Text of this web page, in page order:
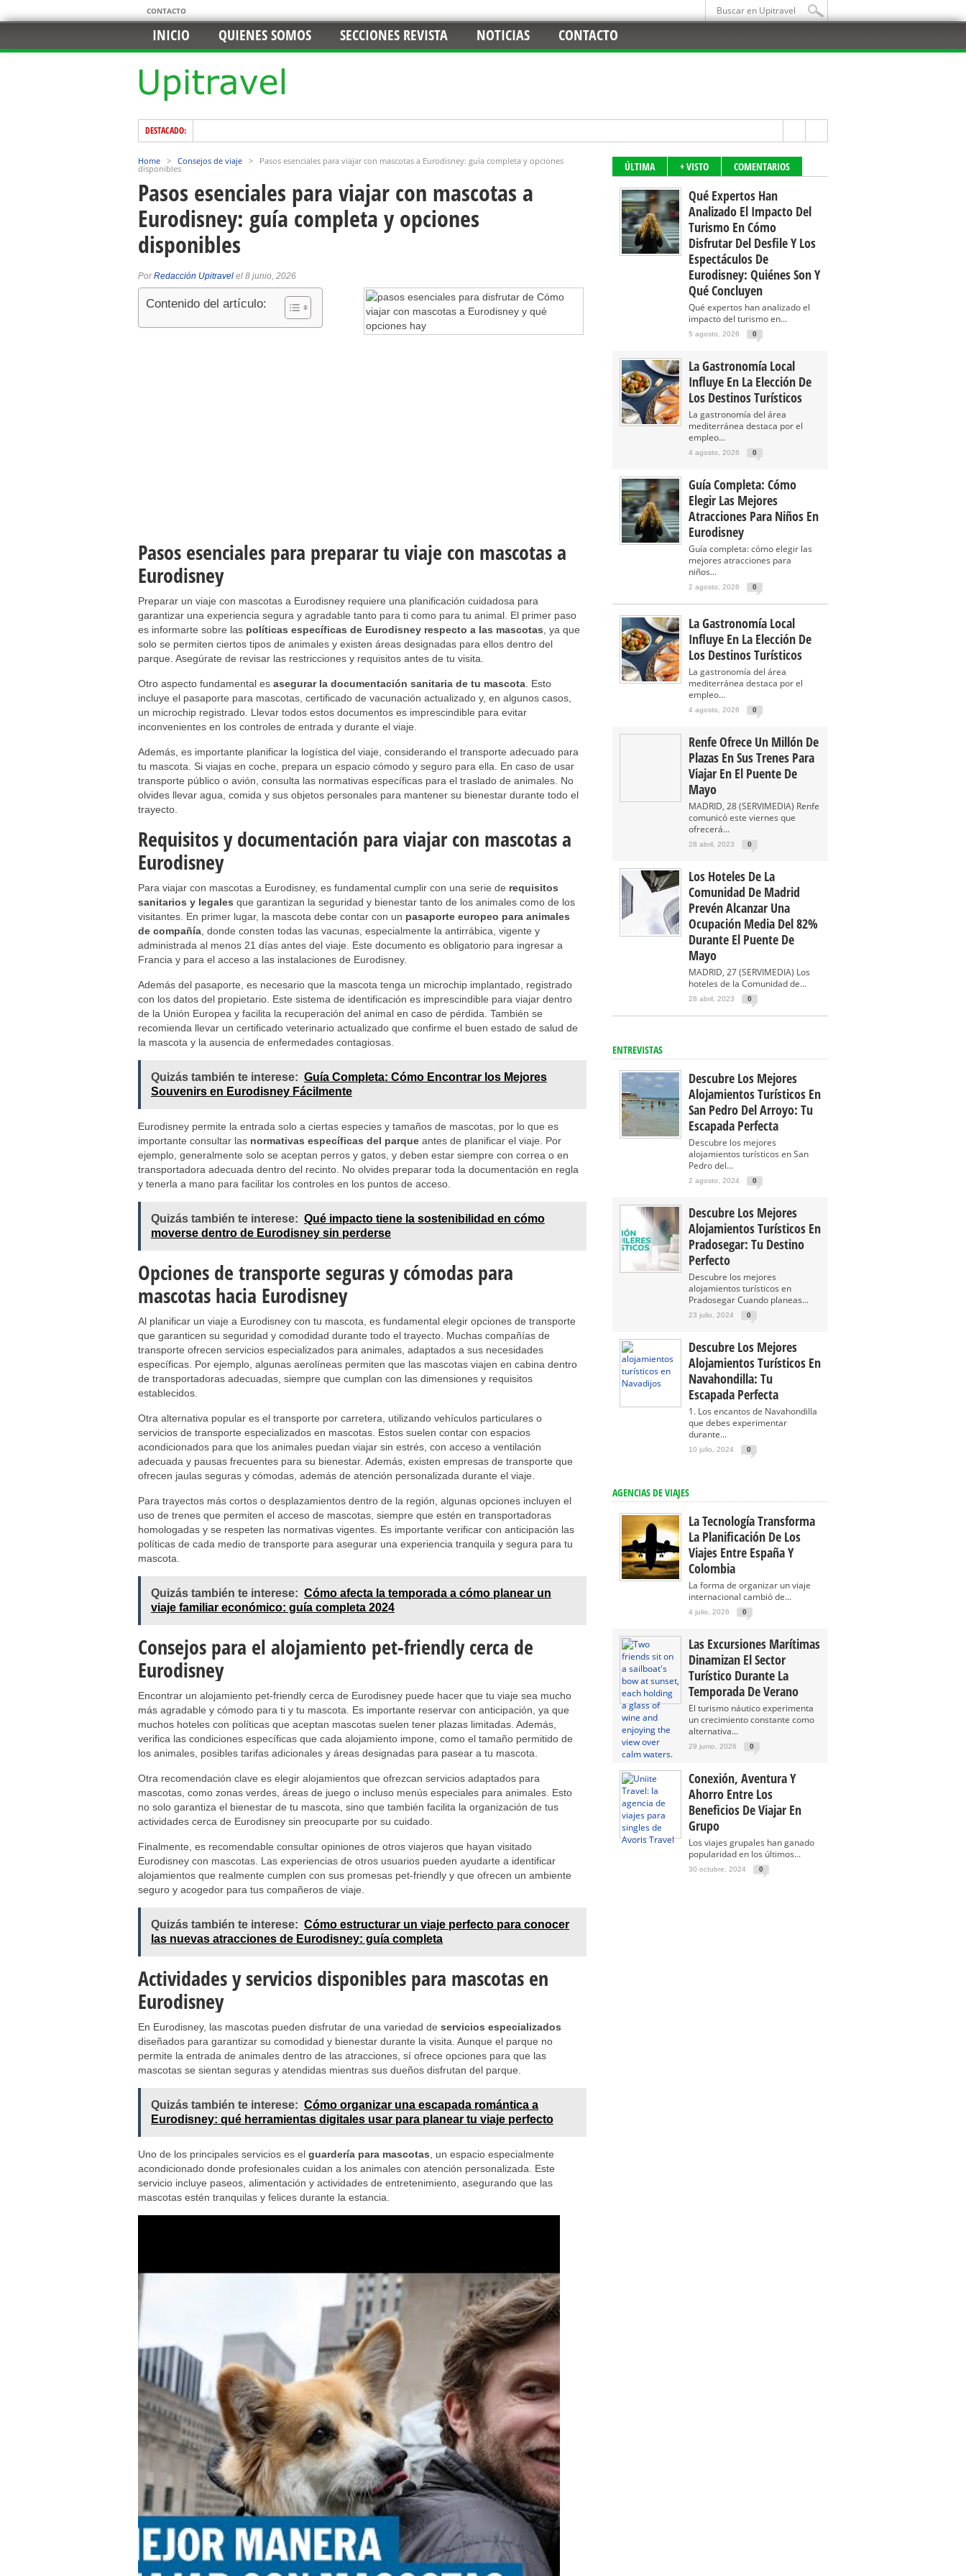
CONTACTO
INICIO QUIENES SOMOS SECCIONES REVISTA NOTICIAS CONTACTO
DESTACADO:
Home > Consejos de viaje > Pasos esenciales para viajar con mascotas a Eurodisney: guía completa y opciones
disponibles
Pasos esenciales para viajar con mascotas a
Eurodisney: guía completa y opciones
disponibles
PorRedacción Upitravel el 8 junio, 2026
Contenido del artículo:
Pasos esenciales para preparar tu viaje con mascotas a
Eurodisney
Preparar un viaje con mascotas a Eurodisney requiere una planificación cuidadosa para
garantizar una experiencia segura y agradable tanto para ti como para tu animal. El primer paso
es informarte sobre las políticas específicas de Eurodisney respecto a las mascotas , ya que
solo se permiten ciertos tipos de animales y existen áreas designadas para ellos dentro del
parque. Asegúrate de revisar las restricciones y requisitos antes de tu visita.
Otro aspecto fundamental es asegurar la documentación sanitaria de tu mascota . Esto
incluye el pasaporte para mascotas, certificado de vacunación actualizado y, en algunos casos,
un microchip registrado. Llevar todos estos documentos es imprescindible para evitar
inconvenientes en los controles de entrada y durante el viaje.
Además, es importante planificar la logística del viaje, considerando el transporte adecuado para
tu mascota. Si viajas en coche, prepara un espacio cómodo y seguro para ella. En caso de usar
transporte público o avión, consulta las normativas específicas para el traslado de animales. No
olvides llevar agua, comida y sus objetos personales para mantener su bienestar durante todo el
trayecto.
Requisitos y documentación para viajar con mascotas a
Eurodisney
Para viajar con mascotas a Eurodisney, es fundamental cumplir con una serie de requisitos
sanitarios y legales que garantizan la seguridad y bienestar tanto de los animales como de los
visitantes. En primer lugar, la mascota debe contar con un pasaporte europeo para animales
de compañía , donde consten todas las vacunas, especialmente la antirrábica, vigente y
administrada al menos 21 días antes del viaje. Este documento es obligatorio para ingresar a
Francia y para el acceso a las instalaciones de Eurodisney.
Además del pasaporte, es necesario que la mascota tenga un microchip implantado, registrado
con los datos del propietario. Este sistema de identificación es imprescindible para viajar dentro
de la Unión Europea y facilita la recuperación del animal en caso de pérdida. También se
recomienda llevar un certificado veterinario actualizado que confirme el buen estado de salud de
la mascota y la ausencia de enfermedades contagiosas.
Quizás también te interese: Guía Completa: Cómo Encontrar los Mejores
Souvenirs en Eurodisney Fácilmente
Eurodisney permite la entrada solo a ciertas especies y tamaños de mascotas, por lo que es
importante consultar las normativas específicas del parque antes de planificar el viaje. Por
ejemplo, generalmente solo se aceptan perros y gatos, y deben estar siempre con correa o en
transportadora adecuada dentro del recinto. No olvides preparar toda la documentación en regla
y tenerla a mano para facilitar los controles en los puntos de acceso.
Quizás también te interese: Qué impacto tiene la sostenibilidad en cómo
moverse dentro de Eurodisney sin perderse
Opciones de transporte seguras y cómodas para
mascotas hacia Eurodisney
Al planificar un viaje a Eurodisney con tu mascota, es fundamental elegir opciones de transporte
que garanticen su seguridad y comodidad durante todo el trayecto. Muchas compañías de
transporte ofrecen servicios especializados para animales, adaptados a sus necesidades
específicas. Por ejemplo, algunas aerolíneas permiten que las mascotas viajen en cabina dentro
de transportadoras adecuadas, siempre que cumplan con las dimensiones y requisitos
establecidos.
Otra alternativa popular es el transporte por carretera, utilizando vehículos particulares o
servicios de transporte especializados en mascotas. Estos suelen contar con espacios
acondicionados para que los animales puedan viajar sin estrés, con acceso a ventilación
adecuada y pausas frecuentes para su bienestar. Además, existen empresas de transporte que
ofrecen jaulas seguras y cómodas, además de atención personalizada durante el viaje.
Para trayectos más cortos o desplazamientos dentro de la región, algunas opciones incluyen el
uso de trenes que permiten el acceso de mascotas, siempre que estén en transportadoras
homologadas y se respeten las normativas vigentes. Es importante verificar con anticipación las
políticas de cada medio de transporte para asegurar una experiencia tranquila y segura para tu
mascota.
Quizás también te interese: Cómo afecta la temporada a cómo planear un
viaje familiar económico: guía completa 2024
Consejos para el alojamiento pet-friendly cerca de
Eurodisney
Encontrar un alojamiento pet-friendly cerca de Eurodisney puede hacer que tu viaje sea mucho
más agradable y cómodo para ti y tu mascota. Es importante reservar con anticipación, ya que
muchos hoteles con políticas que aceptan mascotas suelen tener plazas limitadas. Además,
verifica las condiciones específicas que cada alojamiento impone, como el tamaño permitido de
los animales, posibles tarifas adicionales y áreas designadas para pasear a tu mascota.
Otra recomendación clave es elegir alojamientos que ofrezcan servicios adaptados para
mascotas, como zonas verdes, áreas de juego o incluso menús especiales para animales. Esto
no solo garantiza el bienestar de tu mascota, sino que también facilita la organización de tus
actividades cerca de Eurodisney sin preocuparte por su cuidado.
Finalmente, es recomendable consultar opiniones de otros viajeros que hayan visitado
Eurodisney con mascotas. Las experiencias de otros usuarios pueden ayudarte a identificar
alojamientos que realmente cumplen con sus promesas pet-friendly y que ofrecen un ambiente
seguro y acogedor para tus compañeros de viaje.
Quizás también te interese: Cómo estructurar un viaje perfecto para conocer
las nuevas atracciones de Eurodisney: guía completa
Actividades y servicios disponibles para mascotas en
Eurodisney
En Eurodisney, las mascotas pueden disfrutar de una variedad de servicios especializados
diseñados para garantizar su comodidad y bienestar durante la visita. Aunque el parque no
permite la entrada de animales dentro de las atracciones, sí ofrece opciones para que las
mascotas se sientan seguras y atendidas mientras sus dueños disfrutan del parque.
Quizás también te interese: Cómo organizar una escapada romántica a
Eurodisney: qué herramientas digitales usar para planear tu viaje perfecto
Uno de los principales servicios es el guardería para mascotas , un espacio especialmente
acondicionado donde profesionales cuidan a los animales con atención personalizada. Este
servicio incluye paseos, alimentación y actividades de entretenimiento, asegurando que las
mascotas estén tranquilas y felices durante la estancia.
ÚLTIMA + VISTO COMENTARIOS
Qué Expertos Han
Analizado El Impacto Del
Turismo En Cómo
Disfrutar Del Desfile Y Los
Espectáculos De
Eurodisney: Quiénes Son Y
Qué Concluyen
Qué expertos han analizado el
impacto del turismo en...
5 agosto, 2026 0
La Gastronomía Local
Influye En La Elección De
Los Destinos Turísticos
La gastronomía del área
mediterránea destaca por el
empleo...
4 agosto, 2026 0
Guía Completa: Cómo
Elegir Las Mejores
Atracciones Para Niños En
Eurodisney
Guía completa: cómo elegir las
mejores atracciones para
niños...
2 agosto, 2026 0
La Gastronomía Local
Influye En La Elección De
Los Destinos Turísticos
La gastronomía del área
mediterránea destaca por el
empleo...
4 agosto, 2026 0
Renfe Ofrece Un Millón De
Plazas En Sus Trenes Para
Viajar En El Puente De
Mayo
MADRID, 28 (SERVIMEDIA) Renfe
comunicó este viernes que
ofrecerá...
28 abril, 2023 0
Los Hoteles De La
Comunidad De Madrid
Prevén Alcanzar Una
Ocupación Media Del 82%
Durante El Puente De
Mayo
MADRID, 27 (SERVIMEDIA) Los
hoteles de la Comunidad de...
28 abril, 2023 0
ENTREVISTAS
Descubre Los Mejores
Alojamientos Turísticos En
San Pedro Del Arroyo: Tu
Escapada Perfecta
Descubre los mejores
alojamientos turísticos en San
Pedro del...
2 agosto, 2024 0
Descubre Los Mejores
Alojamientos Turísticos En
Pradosegar: Tu Destino
Perfecto
Descubre los mejores
alojamientos turísticos en
Pradosegar Cuando planeas...
23 julio, 2024 0
Descubre Los Mejores
Alojamientos Turísticos En
Navahondilla: Tu
Escapada Perfecta
1. Los encantos de Navahondilla
que debes experimentar
durante...
10 julio, 2024 0
AGENCIAS DE VIAJES
La Tecnología Transforma
La Planificación De Los
Viajes Entre España Y
Colombia
La forma de organizar un viaje
internacional cambió de...
4 julio, 2026 0
Las Excursiones Marítimas
Dinamizan El Sector
Turístico Durante La
Temporada De Verano
El turismo náutico experimenta
un crecimiento constante como
alternativa...
29 junio, 2026 0
Conexión, Aventura Y
Ahorro Entre Los
Beneficios De Viajar En
Grupo
Los viajes grupales han ganado
popularidad en los últimos...
30 octubre, 2024 0